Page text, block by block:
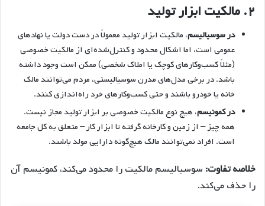
۲. مالکیت ابزار تولید
در سوسیالیسم، مالکیت ابزار تولید معمولاً در دست دولت یا نهادهای
عمومی است، اما اشکال محدود و کنترل‌شده‌ای از مالکیت خصوصی
(مثلاً کسب‌وکارهای کوچک یا املاک شخصی) ممکن است وجود داشته
باشد. در برخی مدل‌های مدرن سوسیالیستی، مردم می‌توانند مالک
خانه یا خودرو باشند و حتی کسب‌وکارهای خرد راه‌اندازی کنند.
در کمونیسم، هیچ نوع مالکیت خصوصی بر ابزار تولید مجاز نیست.
همه چیز – از زمین و کارخانه گرفته تا ابزار کار – متعلق به کل جامعه
است. افراد نمی‌توانند مالک هیچ‌گونه دارایی مولد باشند.
خلاصه تفاوت: سوسیالیسم مالکیت را محدود می‌کند، کمونیسم آن
را حذف می‌کند.